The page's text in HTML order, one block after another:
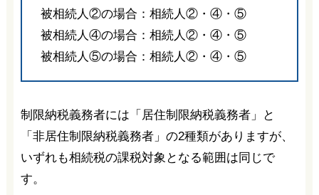
被相続人②の場合：相続人②・④・⑤
被相続人④の場合：相続人②・④・⑤
被相続人⑤の場合：相続人②・④・⑤
制限納税義務者には「居住制限納税義務者」と
「非居住制限納税義務者」の2種類がありますが、
いずれも相続税の課税対象となる範囲は同じで
す。